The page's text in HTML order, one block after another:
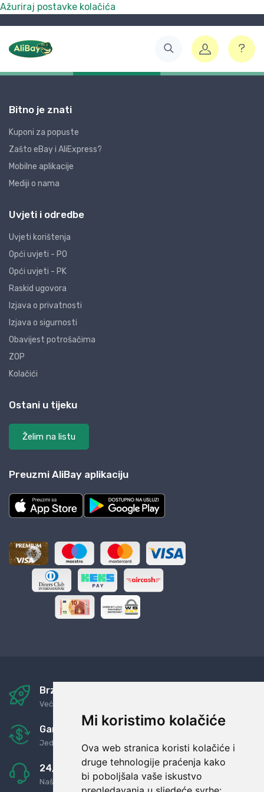
Mi koristimo kolačiće
Ova web stranica koristi kolačiće i
druge tehnologije praćenja kako
bi poboljšala vaše iskustvo
Ažuriraj postavke kolačića
Bitno je znati
Kuponi za popuste
Zašto eBay i AliExpress?
Mobilne aplikacije
Mediji o nama
Uvjeti i odredbe
Uvjeti korištenja
Opći uvjeti - PO
Opći uvjeti - PK
Raskid ugovora
Izjava o privatnosti
Izjava o sigurnosti
Obavijest potrošačima
ZOP
Kolačići
Ostani u tijeku
Želim na listu
Preuzmi AliBay aplikaciju
Brza i sigurna dostava
Već za nekoliko dana kod vas
Garancija u povrat novaca
Jednostavno pravilo: Roba za novac
24/7 odlična podrška
Naši agenti uvijek na raspolaganju